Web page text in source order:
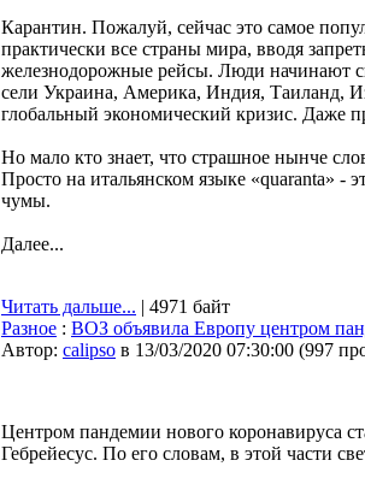
Карантин. Пожалуй, сейчас это самое
практически все страны мира, вводя
железнодорожные рейсы. Люди начинают
сели Украина, Америка, Индия, Таиланд,
глобальный экономический кризис. Даже
Но мало кто знает, что страшное нынче
Просто на итальянском языке «quaranta» -
чумы.
Далее...
Читать дальше... | 4971 байт
Разное : ВОЗ объявила Европу центром
Автор: calipso в 13/03/2020 07:30:00 (997
Центром пандемии нового коронавируса
Гебрейесус. По его словам, в этой части